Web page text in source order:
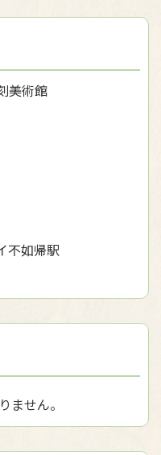
美術館
不如帰駅
ません。